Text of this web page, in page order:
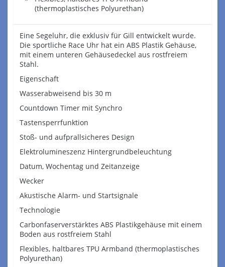
(thermoplastisches Polyurethan)
Eine Segeluhr, die exklusiv für Gill entwickelt wurde.
Die sportliche Race Uhr hat ein ABS Plastik Gehäuse,
mit einem unteren Gehäusedeckel aus rostfreiem
Stahl.
Eigenschaft
Wasserabweisend bis 30 m
Countdown Timer mit Synchro
Tastensperrfunktion
Stoß- und aufprallsicheres Design
Elektrolumineszenz Hintergrundbeleuchtung
Datum, Wochentag und Zeitanzeige
Wecker
Akustische Alarm- und Startsignale
Technologie
Carbonfaserverstärktes ABS Plastikgehäuse mit einem
Boden aus rostfreiem Stahl
Flexibles, haltbares TPU Armband (thermoplastisches
Polyurethan)